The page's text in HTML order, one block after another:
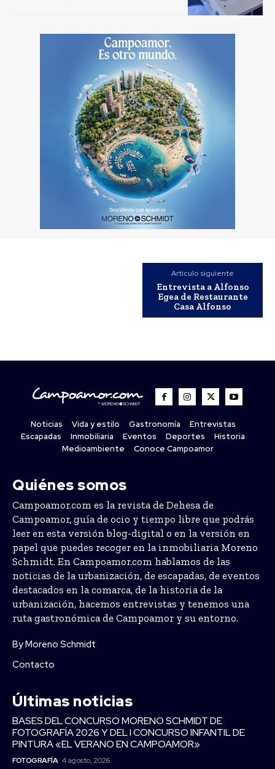
Artículo siguiente
Entrevista a Alfonso
Egea de Restaurante
Casa Alfonso
Noticias Vida y estilo Gastronomía
Entrevistas
Escapadas
Inmobiliaria Eventos Deportes
Historia
Medioambiente
Conoce Campoamor
Quiénes somos
Campoamor.com es la revista de Dehesa de
Campoamor, guía de ocio y tiempo libre que podrás
leer en esta versión blog-digital o en la versión en
papel que puedes recoger en la inmobiliaria Moreno
Schmidt. En Campoamor.com hablamos de las
noticias de la urbanización, de escapadas, de eventos
destacados en la comarca, de la historia de la
urbanización, hacemos entrevistas y tenemos una
ruta gastronómica de Campoamor y su entorno.
By Moreno Schmidt
Contacto
Últimas noticias
BASES DEL CONCURSO MORENO SCHMIDT DE
FOTOGRAFÍA 2026 Y DEL I CONCURSO INFANTIL DE
PINTURA «EL VERANO EN CAMPOAMOR»
FOTOGRAFÍA 4 agosto, 2026